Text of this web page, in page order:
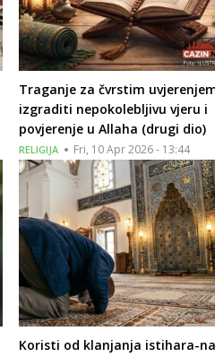
Traganje za čvrstim
izgraditi nepokolebljivu vjeru i
povjerenje u Allaha (drugi dio)
RELIGIJA Fri, 10 Apr 2026 - 13:44
Koristi od klanjanja istihara-